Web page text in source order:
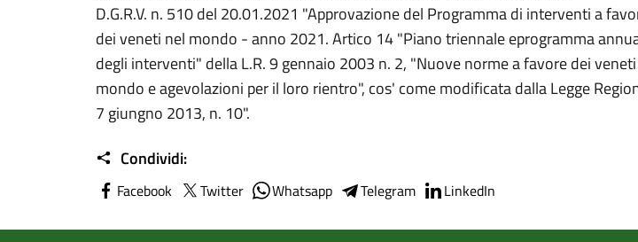
D.G.R.V. n. 510 del 20.01.2021 "Approvazione del Programma di interventi a
dei veneti nel mondo - anno 2021. Artico 14 "Piano triennale eprogramma
degli interventi" della L.R. 9 gennaio 2003 n. 2, "Nuove norme a favore dei
mondo e agevolazioni per il loro rientro", cos' come modificata dalla Legge
7 giungno 2013, n. 10".
Condividi:
Facebook Twitter Whatsapp Telegram LinkedIn